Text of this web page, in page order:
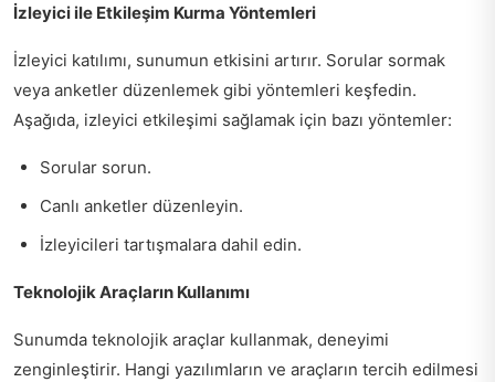
İzleyici ile Etkileşim Kurma Yöntemleri
İzleyici katılımı, sunumun etkisini artırır. Sorular sormak
veya anketler düzenlemek gibi yöntemleri keşfedin.
Aşağıda, izleyici etkileşimi sağlamak için bazı yöntemler:
Sorular sorun.
Canlı anketler düzenleyin.
İzleyicileri tartışmalara dahil edin.
Teknolojik Araçların Kullanımı
Sunumda teknolojik araçlar kullanmak, deneyimi
zenginleştirir. Hangi yazılımların ve araçların tercih edilmesi